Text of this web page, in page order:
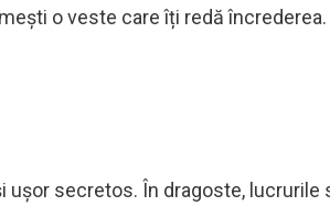
o veste care îți redă încrederea.
ușor secretos. În dragoste, lucrurile